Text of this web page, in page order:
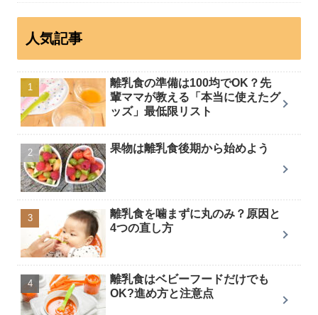
人気記事
離乳食の準備は100均でOK？先
輩ママが教える「本当に使えたグ
ッズ」最低限リスト
果物は離乳食後期から始めよう
離乳食を噛まずに丸のみ？原因と
4つの直し方
離乳食はベビーフードだけでも
OK?進め方と注意点